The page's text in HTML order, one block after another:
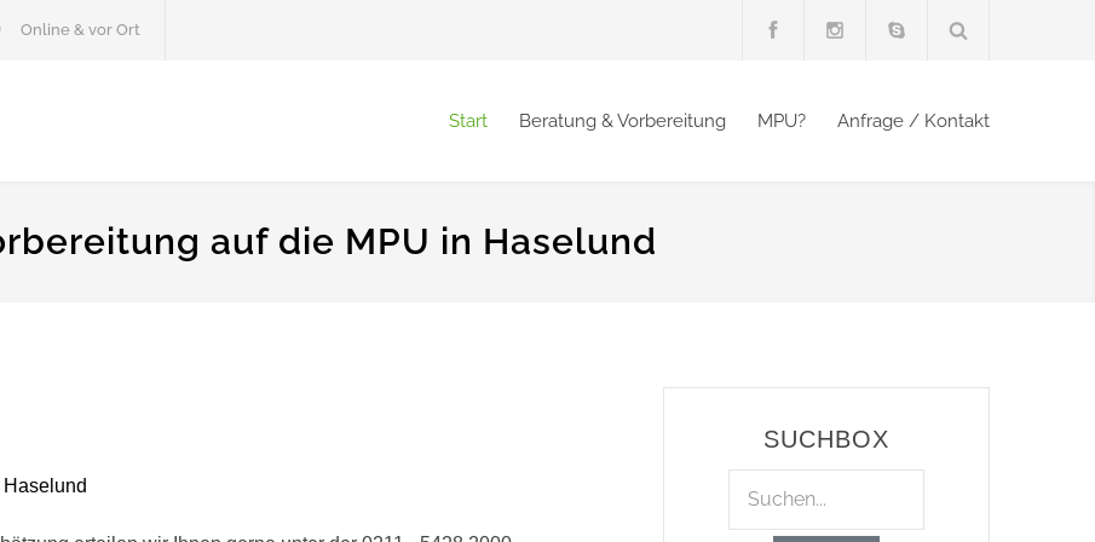
Online & vor Ort
Start Beratung & Vorbereitung MPU? Anfrage / Kontakt
auf die MPU in Haselund
Haselund
SUCHBOX